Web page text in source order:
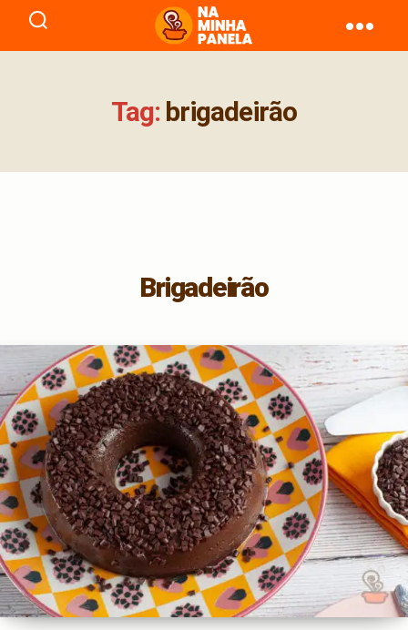
naminhapanela.com
Tag: brigadeirão
Brigadeirão